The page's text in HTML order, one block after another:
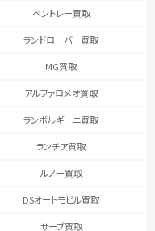
ベントレー買取
ランドローバー買取
MG買取
アルファロメオ買取
ランボルギーニ買取
ランチア買取
ルノー買取
DSオートモビル買取
サーブ買取